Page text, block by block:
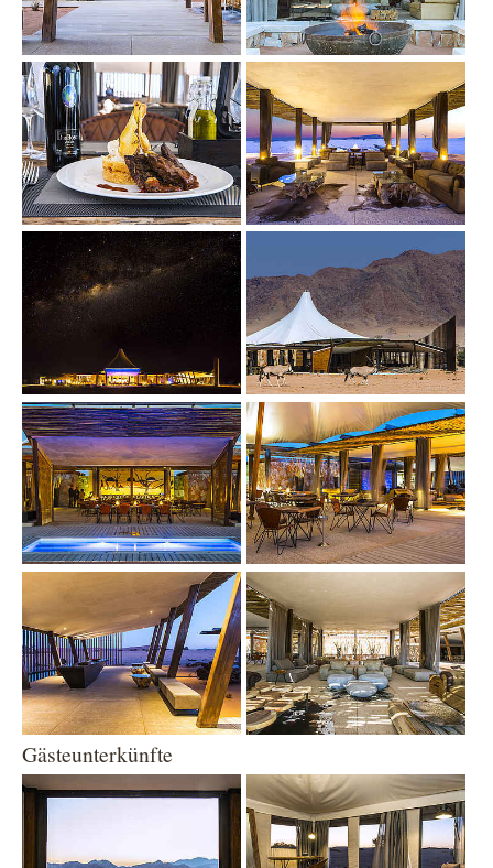
Show larger version Show larger version
Show larger version
Show larger version Show larger version
Show larger version
Gästeunterkünfte
Show larger version Show larger version